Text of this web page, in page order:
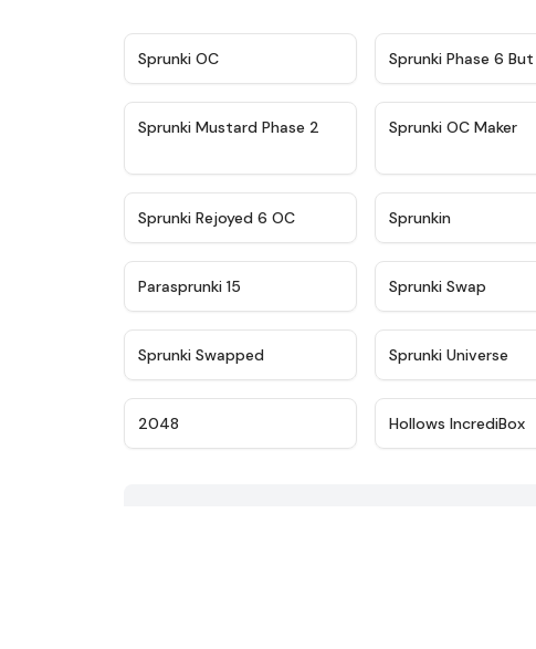
Sprunki OC Sprunki Phase 6
★ 4.4
Sprunki Mustard Phase 2 Sprunki OC Maker
★
Sprunki Rejoyed 6 OC Sprunkin
Parasprunki 15 Sprunki Swap
Sprunki Swapped Sprunki Universe
2048 Hollows IncrediBox